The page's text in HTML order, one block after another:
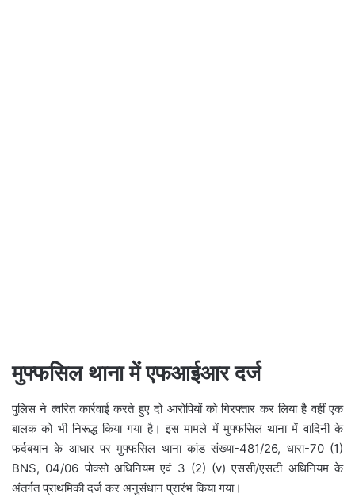
मुफ्फसिल थाना में एफआईआर दर्ज
पुलिस ने त्वरित कार्रवाई करते हुए दो आरोपियों को गिरफ्तार कर लिया है वहीं एक
बालक को भी निरूद्ध किया गया है। इस मामले में मुफ्फसिल थाना में वादिनी के
फर्दबयान के आधार पर मुफ्फसिल थाना कांड संख्या-481/26, धारा-70 (1)
BNS, 04/06 पोक्सो अधिनियम एवं 3 (2) (v) एससी/एसटी अधिनियम के
अंतर्गत प्राथमिकी दर्ज कर अनुसंधान प्रारंभ किया गया।